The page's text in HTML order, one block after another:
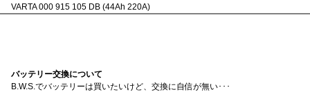
VARTA 000 915 105 DB (44Ah 220A)
バッテリー交換について
B.W.S.でバッテリーは買いたいけど、交換に自信が無い･･･